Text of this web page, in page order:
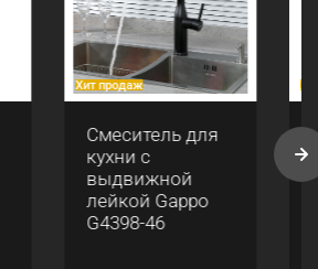
Хит продаж
Смеситель для
кухни с
выдвижной
лейкой Gappo
G4398-46